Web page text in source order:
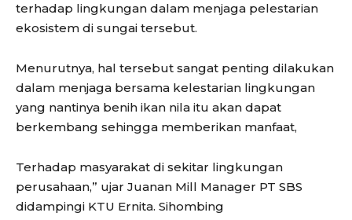
terhadap lingkungan dalam menjaga pelestarian
ekosistem di sungai tersebut.
Menurutnya, hal tersebut sangat penting dilakukan
dalam menjaga bersama kelestarian lingkungan
yang nantinya benih ikan nila itu akan dapat
berkembang sehingga memberikan manfaat,
Terhadap masyarakat di sekitar lingkungan
perusahaan,” ujar Juanan Mill Manager PT SBS
didampingi KTU Ernita. Sihombing